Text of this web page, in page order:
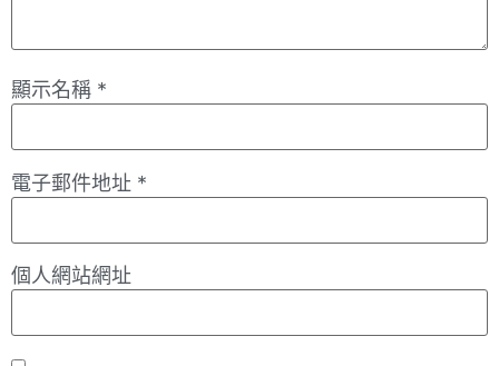
顯示名稱 *
電子郵件地址 *
個人網站網址